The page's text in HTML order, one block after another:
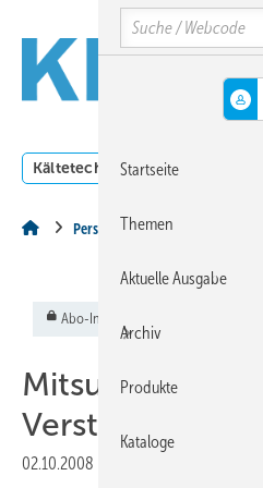
Hauptinhalt
Hauptmenü
SiteSearch
Kältetechnik Klimatechnik
Personalien
Abo-Inhalt
Mitsubishi →
Verstärkung für
02.10.2008
Search
Startseite
Themen
Aktuelle Ausgabe
Archiv
Produkte
Kataloge